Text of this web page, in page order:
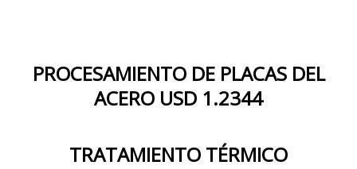
PROCESAMIENTO DE PLACAS DEL
ACERO USD 1.2344
TRATAMIENTO TÉRMICO